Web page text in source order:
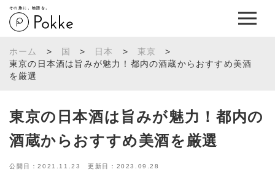
その旅に、物語を。
ホーム > 国 > 日本 > 東京
>
東京の日本酒は旨みが魅力！都内の酒蔵からおすすめ美酒
を厳選
東京の日本酒は旨みが魅力！都内の
酒蔵からおすすめ美酒を厳選
公開日：2021.11.23 更新日：2023.09.28